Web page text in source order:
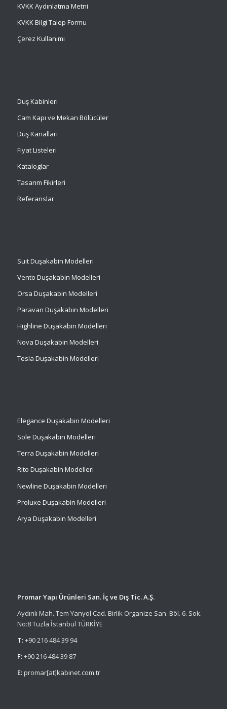
KVKK Aydınlatma Metni
KVKK Bilgi Talep Formu
Çerez Kullanımı
Duş Kabinleri
Cam Kapı ve Mekan Bölücüler
Duş Kanalları
Fiyat Listeleri
Kataloglar
Tasarım Fikirleri
Referanslar
SuitDuşakabin Modelleri
Vento Duşakabin Modelleri
Orsa Duşakabin Modelleri
Paravan Duşakabin Modelleri
Highline Duşakabin Modelleri
Nova Duşakabin Modelleri
Tesla Duşakabin Modelleri
Elegance Duşakabin Modelleri
Sole Duşakabin Modelleri
Terra Duşakabin Modelleri
Rito Duşakabin Modelleri
Newline Duşakabin Modelleri
Proluxe Duşakabin Modelleri
Arya Duşakabin Modelleri
Promar Yapı Ürünleri San. İç ve Dış Tic. A.Ş.
Aydınlı Mah. Tem Yanyol Cad. Birlik Organize San. Böl. 6. Sok.
No:8 Tuzla İstanbul TÜRKİYE
T:+90 216 484 39 94
F:+90 216 484 39 87
E:promar[at]kabinet.com.tr